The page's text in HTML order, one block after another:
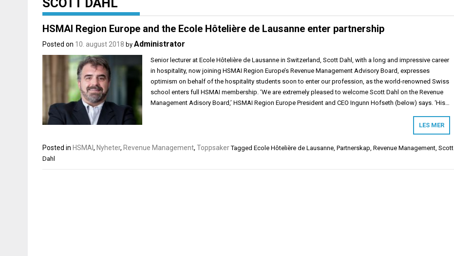
SCOTT DAHL
HSMAI Region Europe and the Ecole Hôtelière de Lausanne enter partnership
Posted on 10. august 2018 by Administrator
Senior lecturer at Ecole Hôtelière de Lausanne in Switzerland, Scott Dahl, with a long and impressive career
in hospitality, now joining HSMAI Region Europe’s Revenue Management Advisory Board, expresses
optimism on behalf of the hospitality students soon to enter our profession, as the world-renowned Swiss
school enters full HSMAI membership. ‘We are extremely pleased to welcome Scott Dahl on the Revenue
Management Adisory Board,’ HSMAI Region Europe President and CEO Ingunn Hofseth (below) says. ‘His…
LES MER
Posted in HSMAI, Nyheter, Revenue Management, Toppsaker Tagged Ecole Hôtelière de Lausanne, Partnerskap, Revenue Management, Scott
Dahl